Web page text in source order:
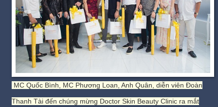
MC Quốc Bình, MC Phương Loan, Anh Quân, diễn viên Đoàn
Thanh Tài đến chúng mừng Doctor Skin Beauty Clinic ra mắt